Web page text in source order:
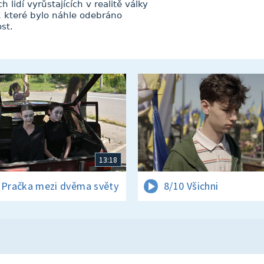
lidí vyrůstajících v realitě války
bylo náhle odebráno
13:18
mezi dvěma světy 8/10 Všichni